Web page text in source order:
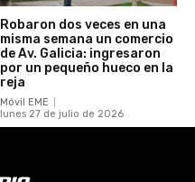
Robaron dos veces en una
misma semana un comercio
de Av. Galicia: ingresaron
por un pequeño hueco en la
reja
Móvil EME
lunes 27 de julio de 2026